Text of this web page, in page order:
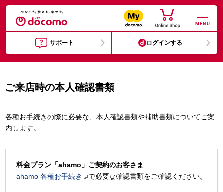
MENU
サポート ログインする
ご来店時の本人確認書類
各種お手続きの際に必要な、本人確認書類や補助書類についてご案
内します。
料金プラン「ahamo」ご契約のお客さま
ahamo 各種お手続き
で必要な確認書類をご確認ください。